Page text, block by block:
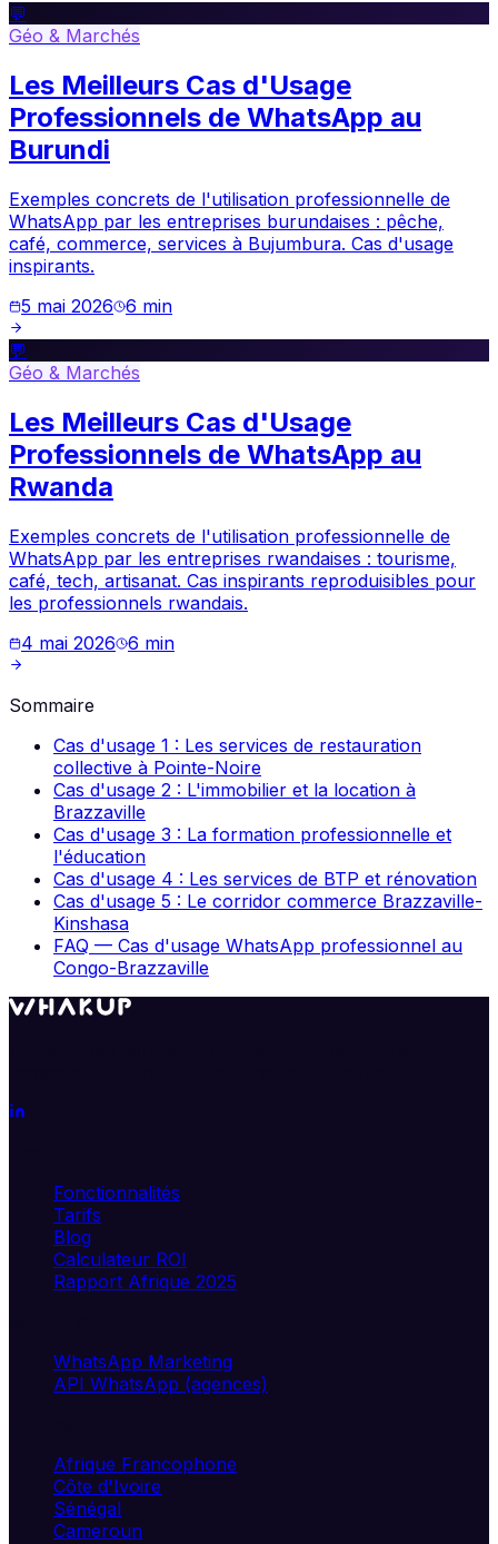
💬
Géo & Marchés
Les Meilleurs Cas d'Usage
Professionnels de WhatsApp au
Burundi
Exemples concrets de l'utilisation professionnelle de
WhatsApp par les entreprises burundaises : pêche,
café, commerce, services à Bujumbura. Cas d'usage
inspirants.
5 mai 2026 6 min
💬
Géo & Marchés
Les Meilleurs Cas d'Usage
Professionnels de WhatsApp au
Rwanda
Exemples concrets de l'utilisation professionnelle de
WhatsApp par les entreprises rwandaises : tourisme,
café, tech, artisanat. Cas inspirants reproduisibles pour
les professionnels rwandais.
4 mai 2026 6 min
Sommaire
Cas d'usage 1 : Les services de restauration
collective à Pointe-Noire
Cas d'usage 2 : L'immobilier et la location à
Brazzaville
Cas d'usage 3 : La formation professionnelle et
l'éducation
Cas d'usage 4 : Les services de BTP et rénovation
Cas d'usage 5 : Le corridor commerce Brazzaville-
Kinshasa
FAQ — Cas d'usage WhatsApp professionnel au
Congo-Brazzaville
Fonctionnalités
Tarifs
Blog
Calculateur ROI
Rapport Afrique 2025
WhatsApp Marketing
API WhatsApp (agences)
Afrique Francophone
Côte d'Ivoire
Sénégal
Cameroun